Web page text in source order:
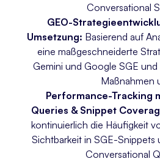
Conversational
GEO-
Umsetzung: Basierend auf
eine maßgeschneiderte
Gemini und Google SGE
Maßnahmen
Performance-Tracking
Queries & Snippet
kontinuierlich die Häufigkeit
Sichtbarkeit in SGE-Snippets
Conversational